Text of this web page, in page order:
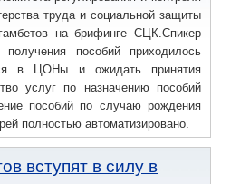
труда и социальной защиты
на брифинге СЦК.Спикер
пособий приходилось
в ЦОНы и ожидать принятия
услуг по назначению пособий
пособий по случаю рождения
полностью автоматизировано.
вступят в силу в